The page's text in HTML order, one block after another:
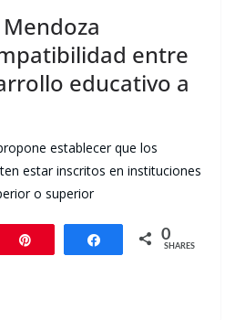
entre
educativo a
establecer que los
estar inscritos en instituciones
o superior
Share 0
SHARES